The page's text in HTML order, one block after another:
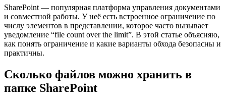
SharePoint — популярная платформа управления документами
и совместной работы. У неё есть встроенное ограничение по
числу элементов в представлении, которое часто вызывает
уведомление “file count over the limit”. В этой статье объясняю,
как понять ограничение и какие варианты обхода безопасны и
практичны.
Сколько файлов можно хранить в
папке SharePoint